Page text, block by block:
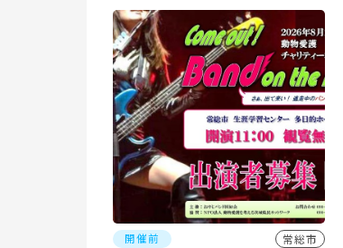
開催前 常総市